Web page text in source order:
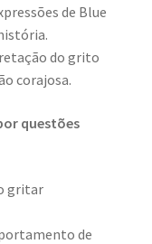
de Blue
do grito
corajosa.
questões
gritar
de